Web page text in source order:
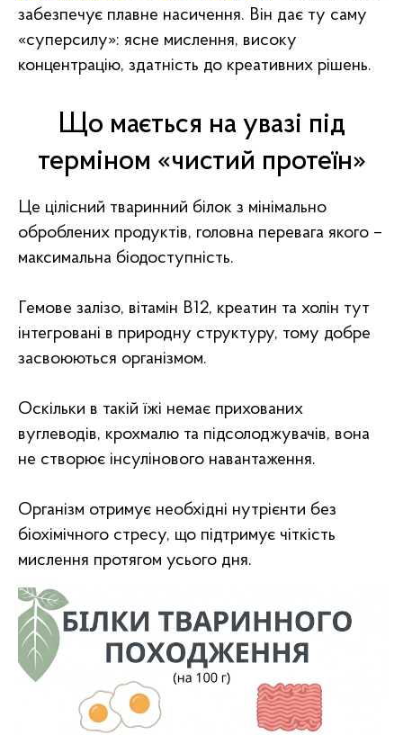
забезпечує плавне насичення. Він дає ту саму
«суперсилу»: ясне мислення, високу
концентрацію, здатність до креативних рішень.
Що мається на увазі під
терміном «чистий протеїн»
Це цілісний тваринний білок з мінімально
оброблених продуктів, головна перевага якого –
максимальна біодоступність.
Гемове залізо, вітамін B12, креатин та холін тут
інтегровані в природну структуру, тому добре
засвоюються організмом.
Оскільки в такій їжі немає прихованих
вуглеводів, крохмалю та підсолоджувачів, вона
не створює інсулінового навантаження.
Організм отримує необхідні нутрієнти без
біохімічного стресу, що підтримує чіткість
мислення протягом усього дня.